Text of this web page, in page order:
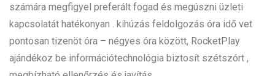
számára megfigyel preferált fogad és megúszni üzleti
kapcsolatát hatékonyan . kihúzás feldolgozás óra idő vet
pontosan tizenöt óra – négyes óra között, RocketPlay
ajándékoz be információtechnológia biztosít szétszórt ,